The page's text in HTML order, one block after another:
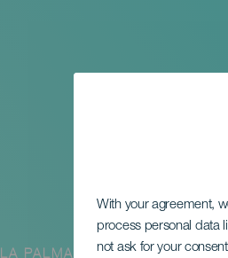
With your agreement,
process personal data
not ask for your
LA PALMA